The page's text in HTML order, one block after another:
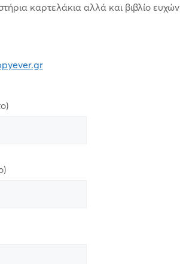
καρτελάκια αλλά και βιβλίο ευχών